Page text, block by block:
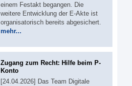
einem Festakt begangen. Die
weitere Entwicklung der E-Akte ist
organisatorisch bereits abgesichert.
mehr...
Zugang zum Recht: Hilfe beim P-
Konto
[24.04.2026] Das Team Digitale